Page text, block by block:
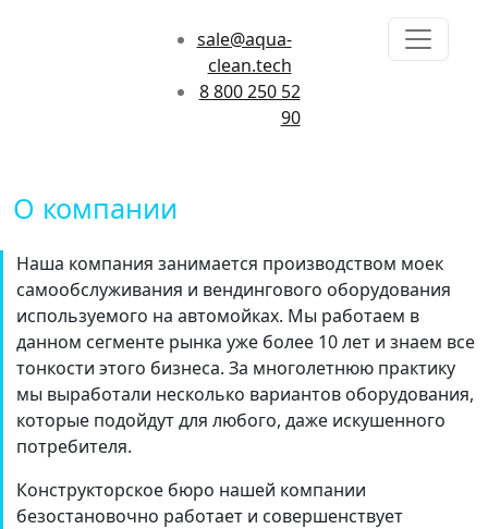
sale@aqua-
clean.tech
8 800 250 52
90
О компании
Наша компания занимается производством моек
самообслуживания и вендингового оборудования
используемого на автомойках. Мы работаем в
данном сегменте рынка уже более 10 лет и знаем все
тонкости этого бизнеса. За многолетнюю практику
мы выработали несколько вариантов оборудования,
которые подойдут для любого, даже искушенного
потребителя.
Конструкторское бюро нашей компании
безостановочно работает и совершенствует